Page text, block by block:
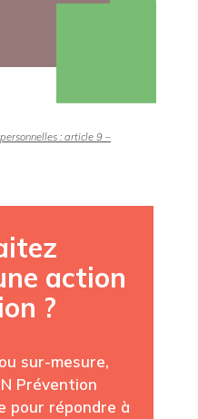
: article 9 –
action
?
sur-mesure,
Prévention
pour répondre à